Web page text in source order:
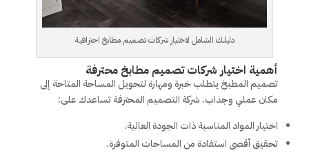
دليلك الشامل لاختيار شركات تصميم مطابخ احترافية
أهمية اختيار شركات تصميم مطابخ محترفة
تصميم المطبخ يتطلب خبرة ومهارة لتحويل المساحة المتاحة إلى
مكان عملي وجذاب. شركة التصميم المحترفة تساعدك على:
اختيار المواد المناسبة ذات الجودة العالية.
تحقيق أقصى استفادة من المساحات المتوفرة.